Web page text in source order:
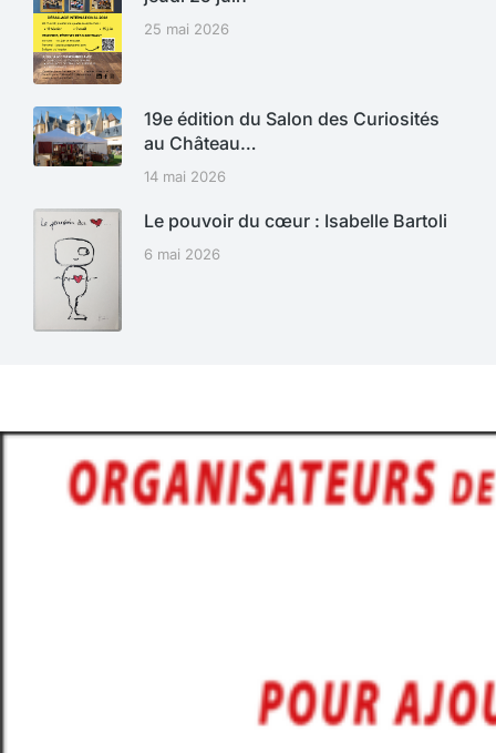
25 mai 2026
19e édition du Salon des Curiosités
au Château…
14 mai 2026
Le pouvoir du cœur : Isabelle Bartoli
6 mai 2026